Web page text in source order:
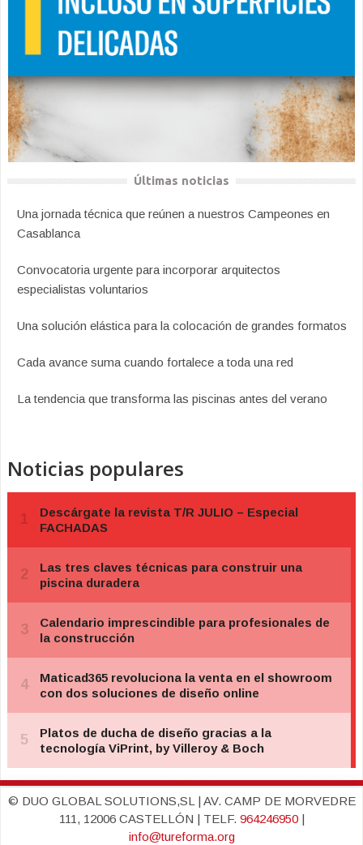
Últimas noticias
Una jornada técnica que reúnen a nuestros Campeones en
Casablanca
Convocatoria urgente para incorporar arquitectos
especialistas voluntarios
Una solución elástica para la colocación de grandes formatos
Cada avance suma cuando fortalece a toda una red
La tendencia que transforma las piscinas antes del verano
Noticias populares
© DUO GLOBAL SOLUTIONS,SL | AV. CAMP DE MORVEDRE
111, 12006 CASTELLÓN | TELF. 964246950|
info@tureforma.org